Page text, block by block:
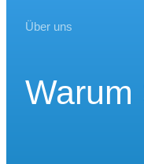
Über uns
Warum